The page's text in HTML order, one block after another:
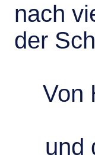
nach
der
Von
und